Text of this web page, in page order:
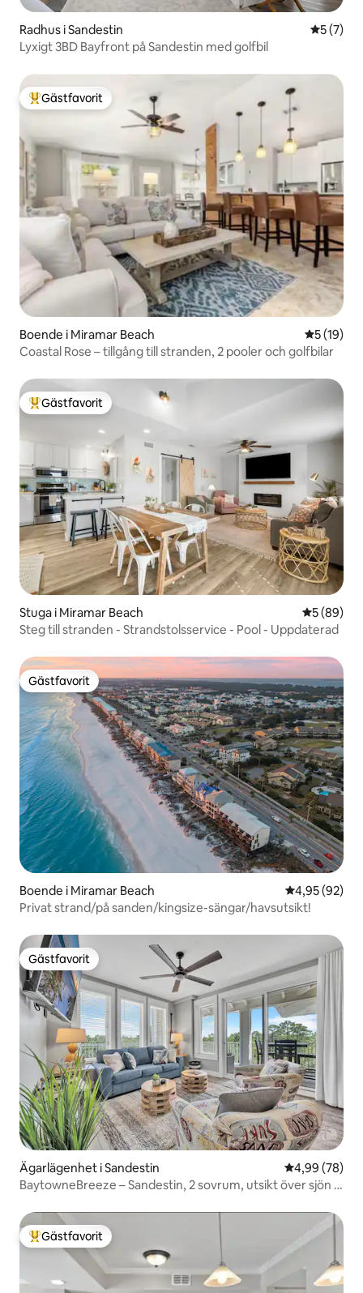
Radhus i Sandestin 5 av 5 i
5 (7)
Lyxigt 3BD Bayfront på Sandestin med golfbil
Populär gästfavorit
Gästfavorit
Boende i Miramar Beach 5 av 5 i
5 (19)
Coastal Rose – tillgång till stranden, 2 pooler och golfbilar
Populär gästfavorit
Gästfavorit
Stuga i Miramar Beach 5 av 5 i
5 (89)
Steg till stranden - Strandstolsservice - Pool - Uppdaterad
Gästfavorit
Gästfavorit
Boende i Miramar Beach 4,95 av 5 i
4,95 (92)
Privat strand/på sanden/kingsize-sängar/havsutsikt!
Gästfavorit
Gästfavorit
Ägarlägenhet i Sandestin 4,99 av 5 i
4,99 (78)
BaytowneBreeze – Sandestin, 2 sovrum, utsikt över sjön +
Populär gästfavorit
Gästfavorit